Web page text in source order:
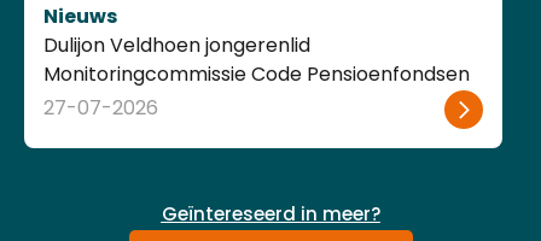
Nieuws
Dulijon Veldhoen jongerenlid
Monitoringcommissie Code Pensioenfondsen
27-07-2026
Geïntereseerd in meer?